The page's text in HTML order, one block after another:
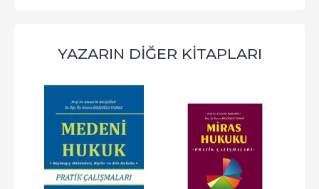
YAZARIN DIĞER KITAPLARI